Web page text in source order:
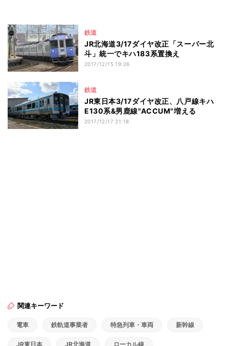
鉄道
JR北海道3/17ダイヤ改正「スーパー北
斗」統一でキハ183系置換え
2017/12/15 19:26
鉄道
JR東日本3/17ダイヤ改正、八戸線キハ
E130系&男鹿線"ACCUM"増える
2017/12/17 21:18
関連キーワード
電車 鉄軌道事業者 特急列車・車両 新幹線
JR東日本 JR北海道 ローカル線